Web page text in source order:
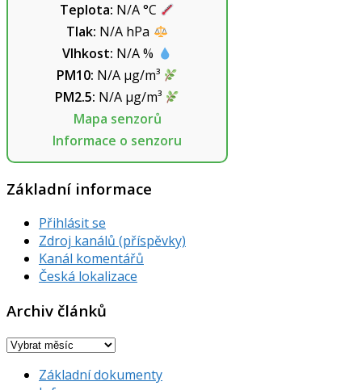
Teplota: N/A°C
Tlak: N/A hPa
Vlhkost: N/A%
PM10: N/Aµg/m³
PM2.5: N/Aµg/m³
Mapa senzorů
Informace o senzoru
Základní informace
Přihlásit se
Zdroj kanálů (příspěvky)
Kanál komentářů
Česká lokalizace
Archiv článků
Archiv
Základní dokumenty